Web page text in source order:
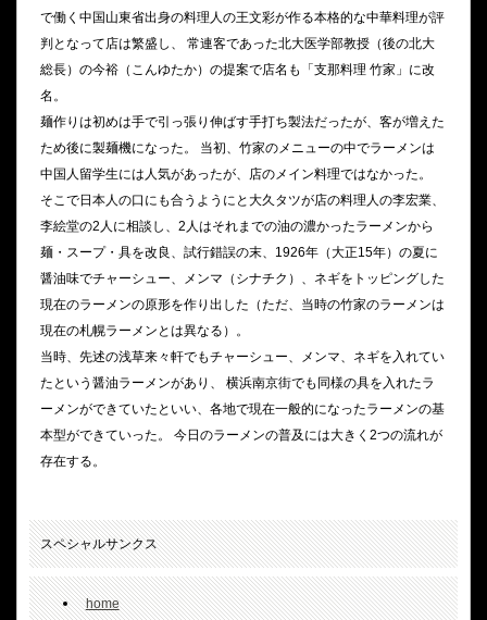
home
で働く中国山東省出身の料理人の王文彩が作る本格的な中華料理が評
判となって店は繁盛し、 常連客であった北大医学部教授（後の北大
総長）の今裕（こんゆたか）の提案で店名も「支那料理 竹家」に改
名。
麺作りは初めは手で引っ張り伸ばす手打ち製法だったが、客が増えた
ため後に製麺機になった。 当初、竹家のメニューの中でラーメンは
中国人留学生には人気があったが、店のメイン料理ではなかった。
そこで日本人の口にも合うようにと大久タツが店の料理人の李宏業、
李絵堂の2人に相談し、2人はそれまでの油の濃かったラーメンから
麺・スープ・具を改良、試行錯誤の末、1926年（大正15年）の夏に
醤油味でチャーシュー、メンマ（シナチク）、ネギをトッピングした
現在のラーメンの原形を作り出した（ただ、当時の竹家のラーメンは
現在の札幌ラーメンとは異なる）。
当時、先述の浅草来々軒でもチャーシュー、メンマ、ネギを入れてい
たという醤油ラーメンがあり、 横浜南京街でも同様の具を入れたラ
ーメンができていたといい、各地で現在一般的になったラーメンの基
本型ができていった。 今日のラーメンの普及には大きく2つの流れが
存在する。
スペシャルサンクス